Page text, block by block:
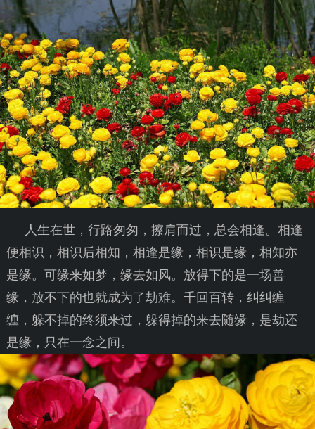
人生在世，行路匆匆，擦肩而过，总会相逢。相逢
便相识，相识后相知，相逢是缘，相识是缘，相知亦
是缘。可缘来如梦，缘去如风。放得下的是一场善
缘，放不下的也就成为了劫难。千回百转，纠纠缠
缠，躲不掉的终须来过，躲得掉的来去随缘，是劫还
是缘，只在一念之间。